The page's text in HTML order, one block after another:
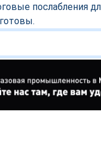
послабления